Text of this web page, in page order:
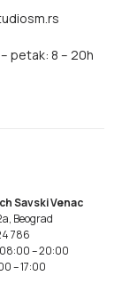
petak: 8 – 20h
Savski Venac
Beograd
786
– 20:00
– 17:00